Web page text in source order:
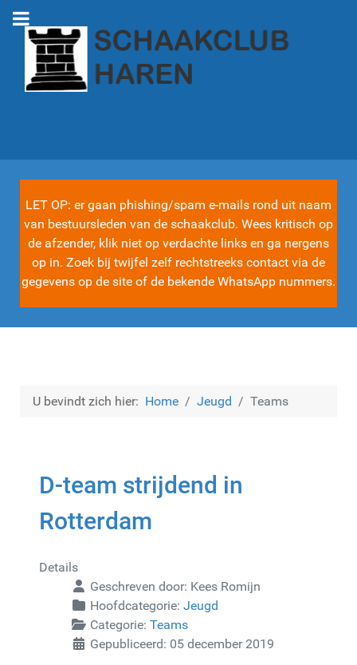
LET OP: er gaan phishing/spam e-mails rond uit naam
van bestuursleden van de schaakclub. Wees kritisch op
de afzender, klik niet op verdachte links en ga nergens
op in. Zoek bij twijfel zelf rechtstreeks contact via de
gegevens op de site of de bekende WhatsApp nummers.
U bevindt zich hier: Home Jeugd Teams
D-team strijdend in
Rotterdam
Details
Geschreven door: Kees Romijn
Hoofdcategorie: Jeugd
Categorie: Teams
Gepubliceerd: 05 december 2019